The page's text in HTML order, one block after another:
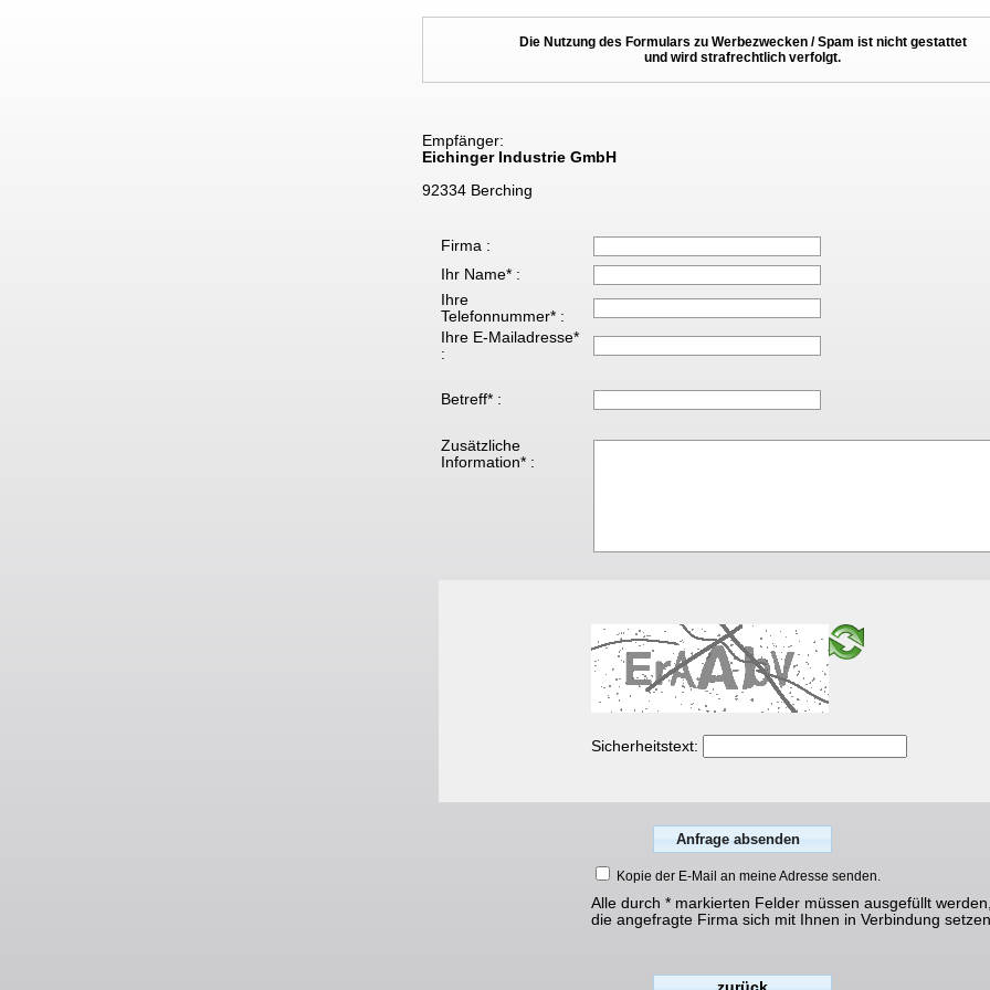
Die Nutzung des Formulars zu Werbezwecken / Spam ist nicht gestattet
und wird strafrechtlich verfolgt.
Empfänger:
Eichinger Industrie GmbH
92334 Berching
Firma :
Ihr Name* :
Ihre
Telefonnummer* :
Ihre E-Mailadresse*
:
Betreff* :
Zusätzliche
Information* :
Sicherheitstext:
Kopie der E-Mail an meine Adresse senden.
Alle durch * markierten Felder müssen ausgefüllt
die angefragte Firma sich mit Ihnen in Verbindung